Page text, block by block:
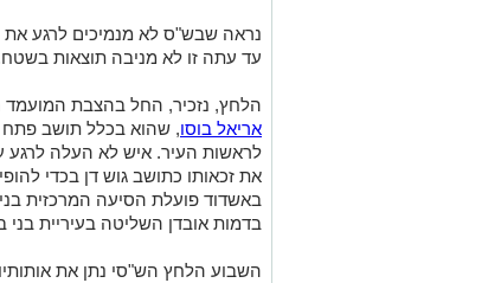
נראה שבש"ס לא מנמיכים לרגע
עד עתה זו לא מניבה תוצאות
הלחץ, נזכיר, החל בהצבת המועמד
אריאל בוסו, שהוא בכלל תושב פתח
לראשות העיר. איש לא העלה
את זכאותו כתושב גוש דן בכדי
באשדוד פועלת הסיעה המרכזית
בדמות אובדן השליטה בעיריית בני
השבוע הלחץ הש"סי נתן את